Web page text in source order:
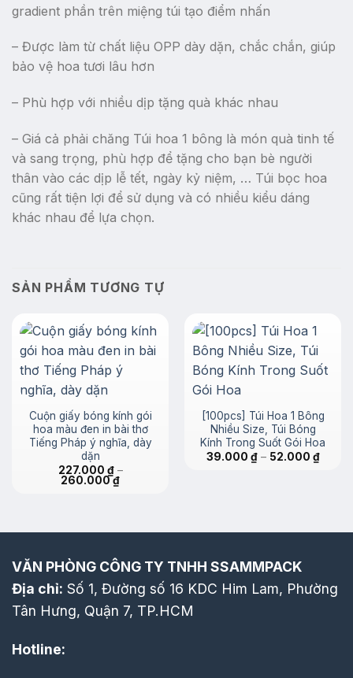
gradient phần trên miệng túi tạo điểm nhấn
– Được làm từ chất liệu OPP dày dặn, chắc chắn, giúp
bảo vệ hoa tươi lâu hơn
– Phù hợp với nhiều dịp tặng quà khác nhau
– Giá cả phải chăng Túi hoa 1 bông là món quà tinh tế
và sang trọng, phù hợp để tặng cho bạn bè người
thân vào các dịp lễ tết, ngày kỷ niệm, … Túi bọc hoa
cũng rất tiện lợi để sử dụng và có nhiều kiểu dáng
khác nhau để lựa chọn.
SẢN PHẨM TƯƠNG TỰ
Cuộn giấy bóng kính gói
hoa màu đen in bài thơ
Tiếng Pháp ý nghĩa, dày
dặn
227.000 ₫ –
260.000₫Khoảng
260.000 ₫
[100pcs] Túi Hoa 1 Bông
Nhiều Size, Túi Bóng
Kính Trong Suốt Gói Hoa
39.000 ₫ – 52.000 ₫
giá:
VĂN PHÒNG CÔNG TY TNHH SSAMMPACK
Địa chỉ: Số 1, Đường số 16 KDC Him Lam, Phường
Tân Hưng, Quận 7, TP.HCM
Hotline: